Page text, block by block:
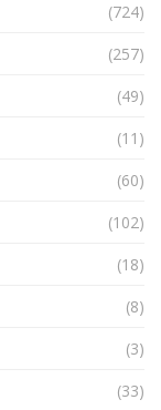
(724)
(257)
(49)
(11)
(60)
(102)
(18)
(8)
(3)
(33)